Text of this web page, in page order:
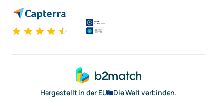
Hergestellt in der EU
Die Welt verbinden.